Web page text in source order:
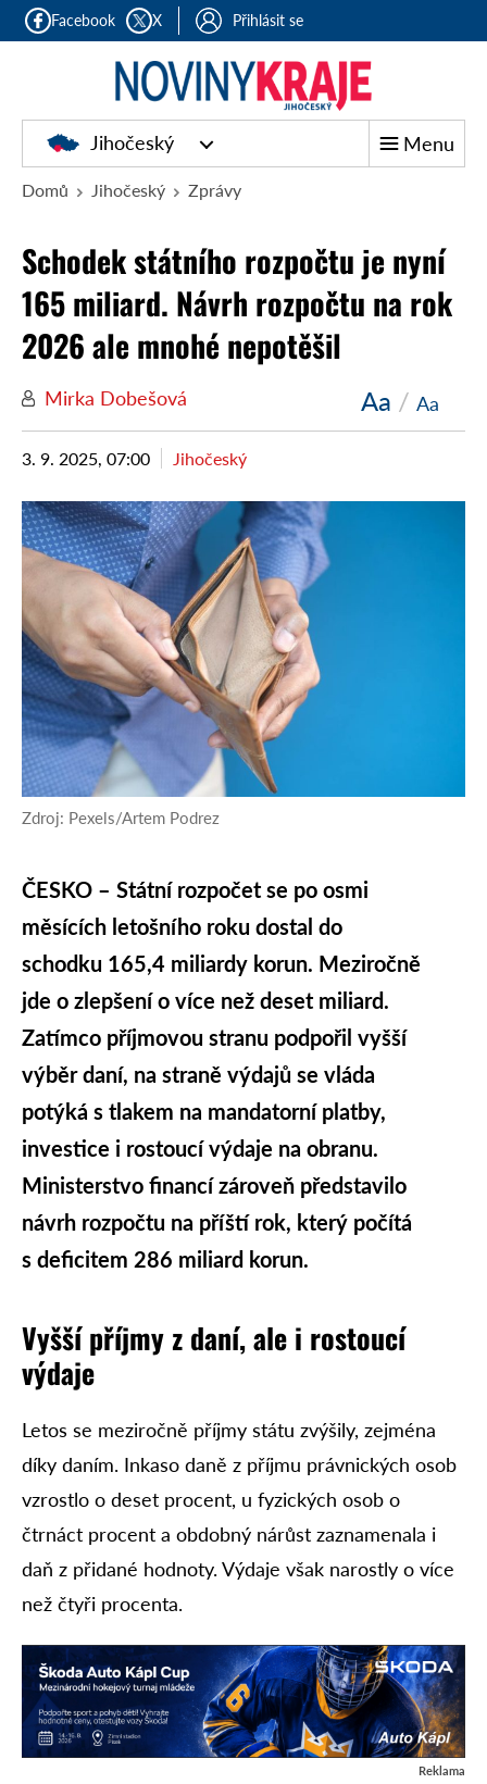
Facebook X Přihlásit se
Jihočeský Menu
Domů Jihočeský Zprávy
Schodek státního rozpočtu je nyní
165 miliard. Návrh rozpočtu na rok
2026 ale mnohé nepotěšil
Mirka Dobešová Aa / Aa
3. 9. 2025, 07:00 Jihočeský
Zdroj: Pexels/Artem Podrez
ČESKO – Státní rozpočet se po osmi
měsících letošního roku dostal do
schodku 165,4 miliardy korun. Meziročně
jde o zlepšení o více než deset miliard.
Zatímco příjmovou stranu podpořil vyšší
výběr daní, na straně výdajů se vláda
potýká s tlakem na mandatorní platby,
investice i rostoucí výdaje na obranu.
Ministerstvo financí zároveň představilo
návrh rozpočtu na příští rok, který počítá
s deficitem 286 miliard korun.
Vyšší příjmy z daní, ale i rostoucí
výdaje
Letos se meziročně příjmy státu zvýšily, zejména
díky daním. Inkaso daně z příjmu právnických osob
vzrostlo o deset procent, u fyzických osob o
čtrnáct procent a obdobný nárůst zaznamenala i
daň z přidané hodnoty. Výdaje však narostly o více
než čtyři procenta.
Reklama